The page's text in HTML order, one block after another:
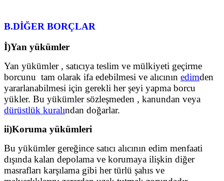
B.DİĞER BORÇLAR
İ)Yan yükümler
Yan yükümler , satıcıya teslim ve mülkiyeti geçirme
borcunu tam olarak ifa edebilmesi ve alıcının edimden
yararlanabilmesi için gerekli her şeyi yapma borcu
yükler. Bu yükümler sözleşmeden , kanundan veya
dürüstlük kuralından doğarlar.
ii)Koruma yükümleri
Bu yükümler gereğince satıcı alıcının edim menfaati
dışında kalan depolama ve korumaya ilişkin diğer
masrafları karşılama gibi her türlü şahıs ve